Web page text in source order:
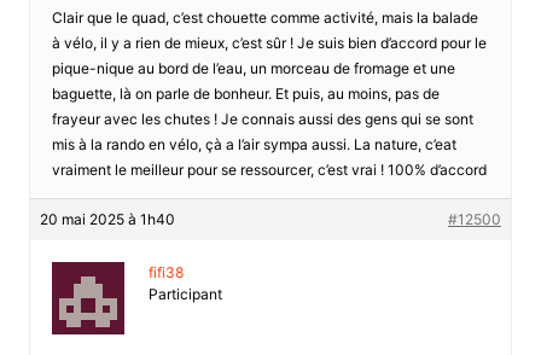
Clair que le quad, c’est chouette comme activité, mais la balade
à vélo, il y a rien de mieux, c’est sûr ! Je suis bien d’accord pour le
pique-nique au bord de l’eau, un morceau de fromage et une
baguette, là on parle de bonheur. Et puis, au moins, pas de
frayeur avec les chutes ! Je connais aussi des gens qui se sont
mis à la rando en vélo, çà a l’air sympa aussi. La nature, c’eat
vraiment le meilleur pour se ressourcer, c’est vrai ! 100% d’accord
20 mai 2025 à 1h40 #12500
fifi38
Participant